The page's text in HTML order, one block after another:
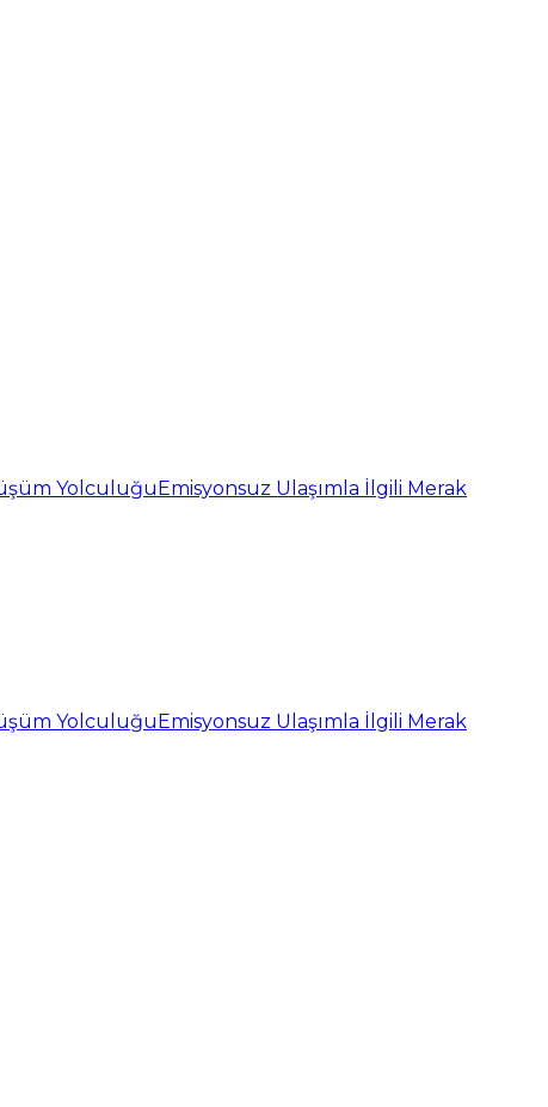
YolculuğuEmisyonsuz Ulaşımla İlgili Merak
YolculuğuEmisyonsuz Ulaşımla İlgili Merak